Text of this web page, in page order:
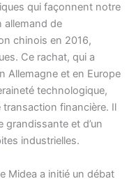
qui façonnent notre
allemand de
chinois en 2016,
Ce rachat, qui a
Allemagne et en Europe
technologique,
transaction financière. Il
grandissante et d’un
industrielles.
Midea a initié un débat